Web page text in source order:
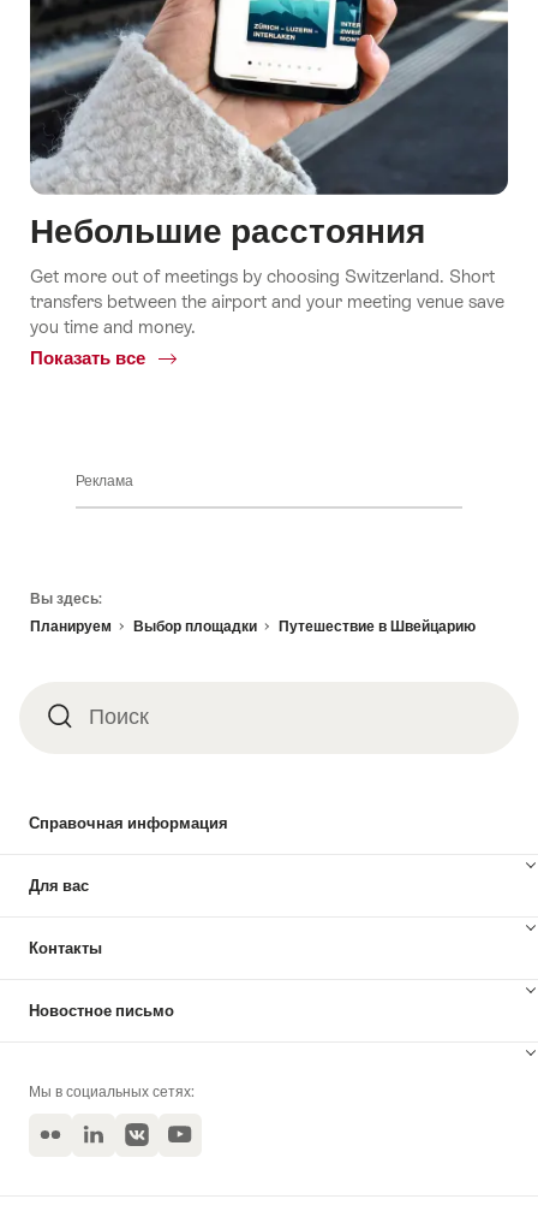
Небольшие расстояния
Get more out of meetings by choosing Switzerland. Short
transfers between the airport and your meeting venue save
you time and money.
Показать все
Common.Of
Реклама
Вы здесь:
Планируем
Выбор площадки Путешествие в Швейцарию
ПоискПоиск
Справочная информация
Для вас
Контакты
Новостное письмо
Мы в социальных сетях:
Flickr LinkedInVKontakteYouTube